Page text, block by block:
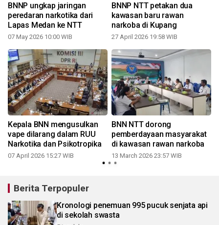
BNNP ungkap jaringan
peredaran narkotika dari
Lapas Medan ke NTT
07 May 2026 10:00 WIB
BNNP NTT petakan dua
kawasan baru rawan
narkoba di Kupang
27 April 2026 19:58 WIB
Kepala BNN mengusulkan
vape dilarang dalam RUU
Narkotika dan Psikotropika
07 April 2026 15:27 WIB
BNN NTT dorong
pemberdayaan masyarakat
di kawasan rawan narkoba
13 March 2026 23:57 WIB
Berita Terpopuler
Kronologi penemuan 995 pucuk senjata api
di sekolah swasta